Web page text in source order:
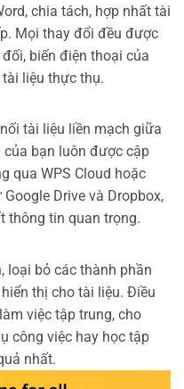
chia tách, hợp nhất tài
Mọi thay đổi đều được
biến điện thoại của
liệu thực thụ.
tài liệu liền mạch giữa
của bạn luôn được cập
qua WPS Cloud hoặc
Drive và Dropbox,
thông tin quan trọng.
loại bỏ các thành phần
thị cho tài liệu. Điều
việc tập trung, cho
công việc hay học tập
nhất.